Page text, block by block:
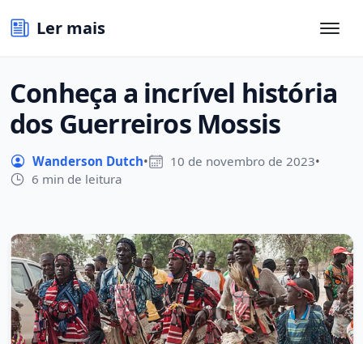
Ler mais
Conheça a incrível história
dos Guerreiros Mossis
Wanderson Dutch• 10 de novembro de 2023•
6 min de leitura